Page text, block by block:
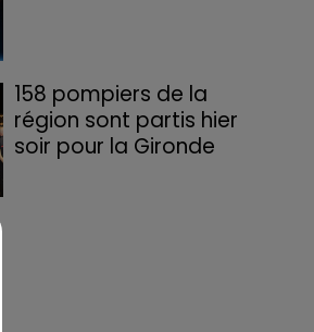
158 pompiers de la
région sont partis hier
soir pour la Gironde